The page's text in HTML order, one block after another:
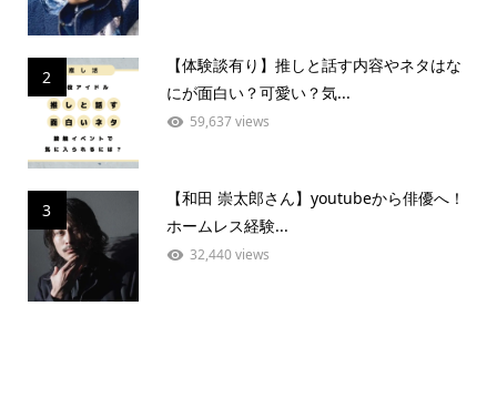
2
【体験談有り】推しと話す内容やネタはな
にが面白い？可愛い？気...
59,637 views
3
【和田 崇太郎さん】youtubeから俳優へ！
ホームレス経験...
32,440 views